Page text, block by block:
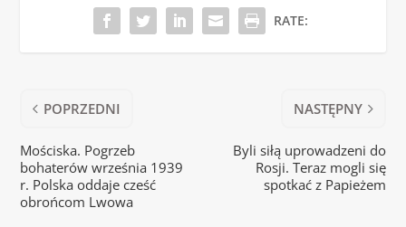
RATE:
POPRZEDNI
Mościska. Pogrzeb
bohaterów września 1939
r. Polska oddaje cześć
obrońcom Lwowa
NASTĘPNY
Byli siłą uprowadzeni do
Rosji. Teraz mogli się
spotkać z Papieżem